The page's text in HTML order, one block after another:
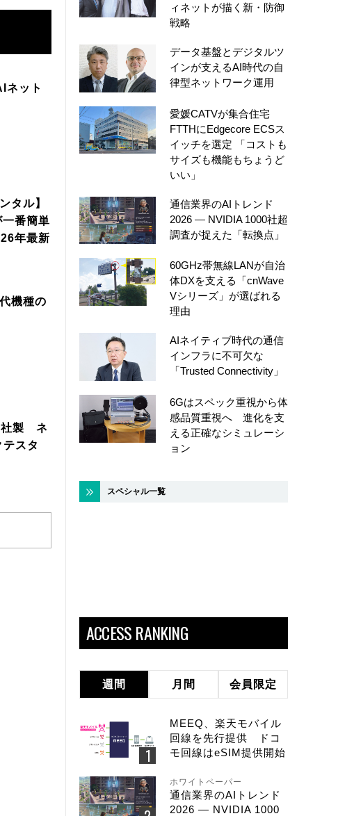
ネット
タル】
番簡単
年最新
機種の
社製 ネ
スタ
ィネットが描く新・防御
戦略
データ基盤とデジタルツ
インが支えるAI時代の自
律型ネットワーク運用
愛媛CATVが集合住宅
FTTHにEdgecore ECSス
イッチを選定 「コストも
サイズも機能もちょうど
いい」
通信業界のAIトレンド
2026 ― NVIDIA 1000社超
調査が捉えた「転換点」
60GHz帯無線LANが自治
体DXを支える「cnWave
Vシリーズ」が選ばれる
理由
AIネイティブ時代の通信
インフラに不可欠な
「Trusted Connectivity」
6Gはスペック重視から体
感品質重視へ 進化を支
える正確なシミュレーシ
ョン
スペシャル一覧
ACCESS RANKING
週間 月間 会員限定
MEEQ、楽天モバイル
回線を先行提供 ドコ
モ回線はeSIM提供開始
ホワイトペーパー
通信業界のAIトレンド
2026 ― NVIDIA 1000